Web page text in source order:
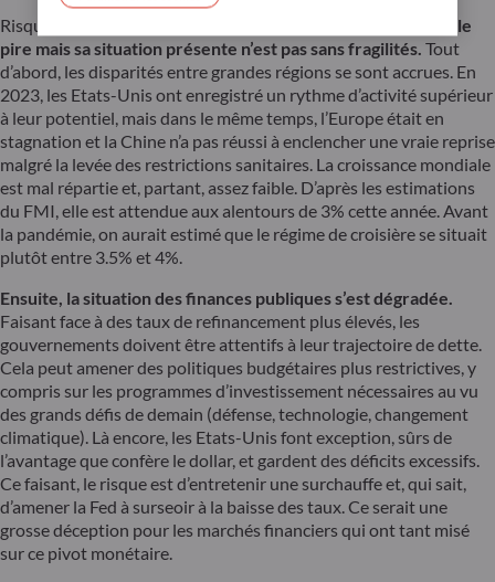
Risques économiques –
L’économie mondiale a certes évité le
pire mais sa situation présente n’est pas sans fragilités. Tout
d’abord, les disparités entre grandes régions se sont accrues. En
2023, les Etats-Unis ont enregistré un rythme d’activité supérieur
à leur potentiel, mais dans le même temps, l’Europe était en
stagnation et la Chine n’a pas réussi à enclencher une vraie reprise
malgré la levée des restrictions sanitaires. La croissance mondiale
est mal répartie et, partant, assez faible. D’après les estimations
du FMI, elle est attendue aux alentours de 3% cette année. Avant
la pandémie, on aurait estimé que le régime de croisière se situait
plutôt entre 3.5% et 4%.
Ensuite, la situation des finances publiques s’est dégradée.
Faisant face à des taux de refinancement plus élevés, les
gouvernements doivent être attentifs à leur trajectoire de dette.
Cela peut amener des politiques budgétaires plus restrictives, y
compris sur les programmes d’investissement nécessaires au vu
des grands défis de demain (défense, technologie, changement
climatique). Là encore, les Etats-Unis font exception, sûrs de
l’avantage que confère le dollar, et gardent des déficits excessifs.
Ce faisant, le risque est d’entretenir une surchauffe et, qui sait,
d’amener la Fed à surseoir à la baisse des taux. Ce serait une
grosse déception pour les marchés financiers qui ont tant misé
sur ce pivot monétaire.